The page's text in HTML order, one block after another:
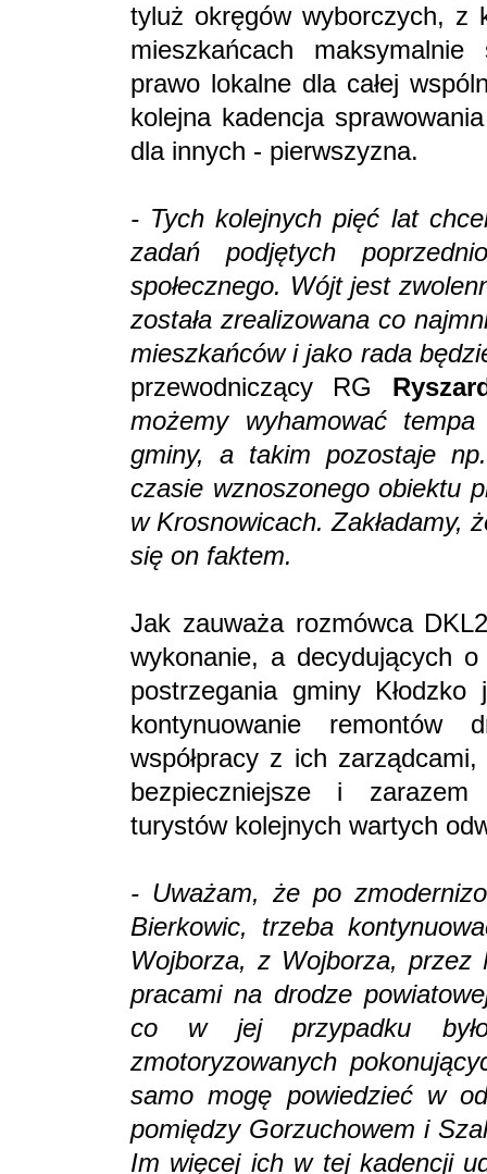
tyluż okręgów wyborczych, z
mieszkańcach
prawo lokalne dla całej
kolejna kadencja
dla innych - pierwszyzna.
- Tych kolejnych pięć lat
zadań podjętych
społecznego. Wójt jest
została zrealizowana co
mieszkańców i jako rada
przewodniczący RG
możemy wyhamować
gminy, a takim pozostaje
czasie wznoszonego obiektu
w Krosnowicach. Zakładamy,
się on faktem.
Jak zauważa rozmówca
wykonanie, a decydujących
postrzegania gminy
kontynuowanie
współpracy z ich
bezpieczniejsze i zarazem
turystów kolejnych wartych
- Uważam, że po
Bierkowic, trzeba
Wojborza, z Wojborza, przez
pracami na drodze
co w jej przypadku
zmotoryzowanych
samo mogę powiedzieć w
pomiędzy Gorzuchowem i
Im więcej ich w tej kadencji